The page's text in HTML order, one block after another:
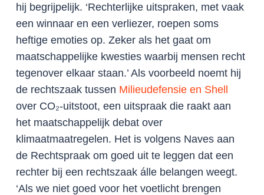
hij begrijpelijk. ‘Rechterlijke uitspraken, met vaak
een winnaar en een verliezer, roepen soms
heftige emoties op. Zeker als het gaat om
maatschappelijke kwesties waarbij mensen recht
tegenover elkaar staan.’ Als voorbeeld noemt hij
de rechtszaak tussen Milieudefensie en Shell
over CO₂-uitstoot, een uitspraak die raakt aan
het maatschappelijk debat over
klimaatmaatregelen. Het is volgens Naves aan
de Rechtspraak om goed uit te leggen dat een
rechter bij een rechtszaak álle belangen weegt.
‘Als we niet goed voor het voetlicht brengen